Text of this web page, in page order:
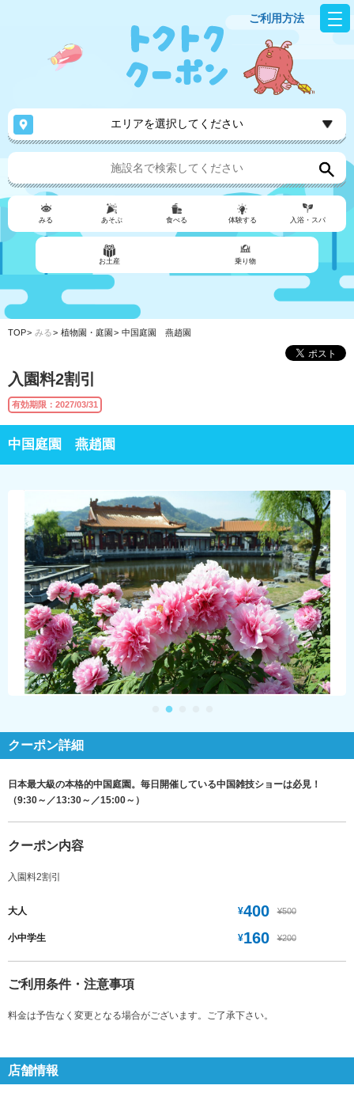
ご利用方法
エリアを選択してください
みる あそぶ 食べる 体験する 入浴・スパ
お土産 乗り物
TOP みる 植物園・庭園 中国庭園 燕趙園
入園料2割引
有効期限：2027/03/31
中国庭園 燕趙園
クーポン詳細
日本最大級の本格的中国庭園。毎日開催している中国雑技ショーは必見！
（9:30～／13:30～／15:00～）
クーポン内容
入園料2割引
大人 ¥400 ¥500
小中学生 ¥160 ¥200
ご利用条件・注意事項
料金は予告なく変更となる場合がございます。ご了承下さい。
店舗情報